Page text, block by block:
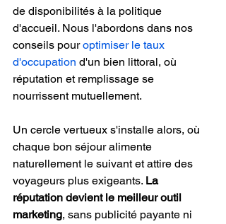
de disponibilités à la politique
d'accueil. Nous l'abordons dans nos
conseils pour optimiser le taux
d'occupation d'un bien littoral, où
réputation et remplissage se
nourrissent mutuellement.
Un cercle vertueux s'installe alors, où
chaque bon séjour alimente
naturellement le suivant et attire des
voyageurs plus exigeants. La
réputation devient le meilleur outil
marketing, sans publicité payante ni